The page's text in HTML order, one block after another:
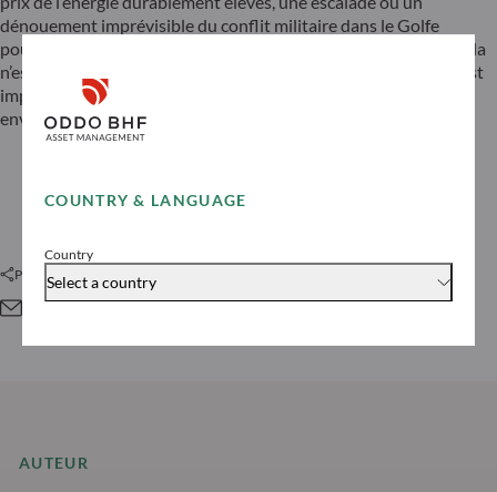
COUNTRY & LANGUAGE
Country
Select a country
dénouement imprévisible du conflit militaire dans le Golfe
pourraient être des signaux pour réajuster les portefeuilles. Cela
n’est pas encore visible, mais dans le brouillard de la guerre, il est
important de ne pas se précipiter et de rester flexible face à un
environnement en mutation.
Partager cet article
AUTEUR